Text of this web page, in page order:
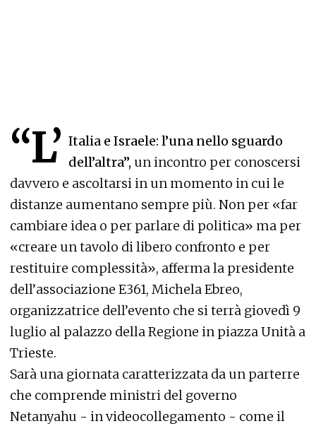
“L’ Italia e Israele: l’una nello sguardo
dell’altra”, un incontro per conoscersi
davvero e ascoltarsi in un momento in cui le
distanze aumentano sempre più. Non per «far
cambiare idea o per parlare di politica» ma per
«creare un tavolo di libero confronto e per
restituire complessità», afferma la presidente
dell’associazione E361, Michela Ebreo,
organizzatrice dell’evento che si terrà giovedì 9
luglio al palazzo della Regione in piazza Unità a
Trieste.
Sarà una giornata caratterizzata da un parterre
che comprende ministri del governo
Netanyahu - in videocollegamento - come il